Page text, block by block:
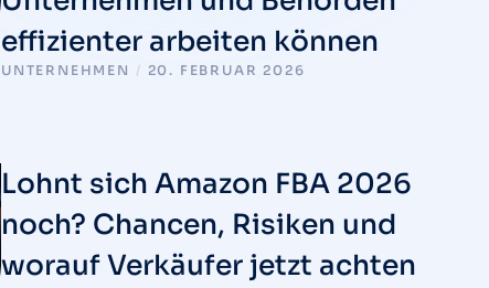
effizienter arbeiten können
UNTERNEHMEN / 20. FEBRUAR 2026
Lohnt sich Amazon FBA 2026
noch? Chancen, Risiken und
worauf Verkäufer jetzt achten